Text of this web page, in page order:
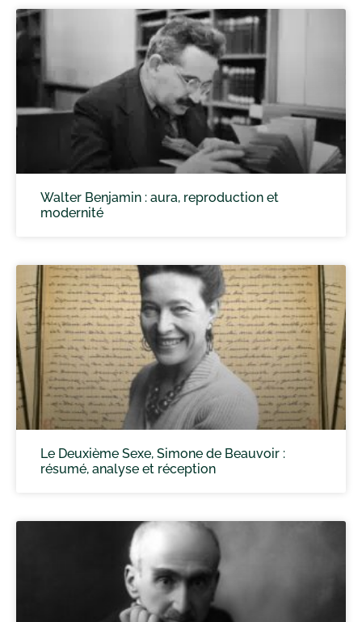
Walter Benjamin : aura, reproduction et
modernité
Le Deuxième Sexe, Simone de Beauvoir :
résumé, analyse et réception